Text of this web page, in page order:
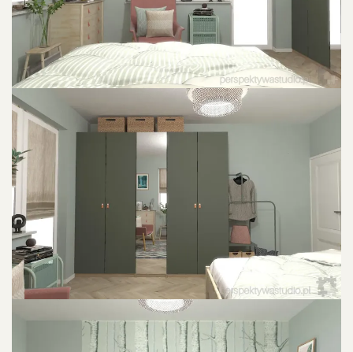
POWIU0119KSZ ZDJU0119CIE